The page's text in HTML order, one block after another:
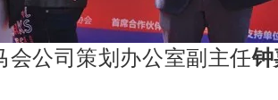
会公司策划办公室副主任